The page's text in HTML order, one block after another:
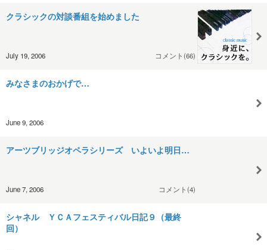
クラシックの対談番組を始めました
July 19, 2006 コメント(66)
みなさまのおかげで…
June 9, 2006
アーツブリッジオペラシリーズ いよいよ明日…
June 7, 2006 コメント(4)
シャネル ＹＣＡフェスティバル日記９（最終
回）